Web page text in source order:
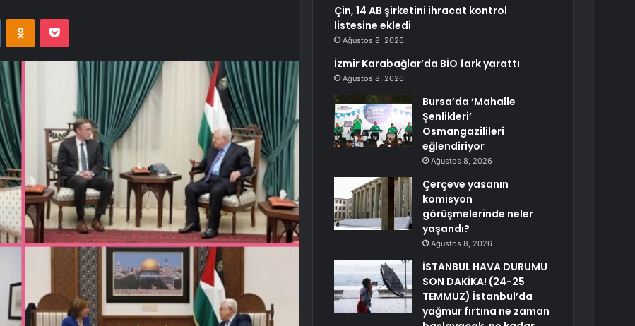
VKontakteOdnoklassniki
Pocket
Çin, 14 AB şirketini ihracat kontrol
listesine ekledi
Ağustos 8, 2026
İzmir Karabağlar’da BİO fark yarattı
Ağustos 8, 2026
Bursa’da ‘Mahalle
Şenlikleri’
Osmangazilileri
eğlendiriyor
Ağustos 8, 2026
Çerçeve yasanın
komisyon
görüşmelerinde neler
yaşandı?
Ağustos 8, 2026
İSTANBUL HAVA DURUMU
SON DAKİKA! (24-25
TEMMUZ) İstanbul’da
yağmur fırtına ne zaman